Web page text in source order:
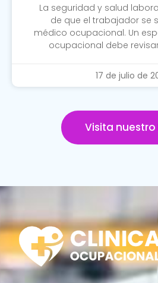
La seguridad y salud
de que el trabajador se
médico ocupacional. Un
ocupacional debe
17 de julio de
Visita nuestro